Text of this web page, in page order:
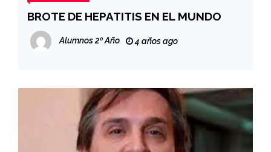
BROTE DE HEPATITIS EN EL MUNDO
Alumnos 2º Año 4 años ago